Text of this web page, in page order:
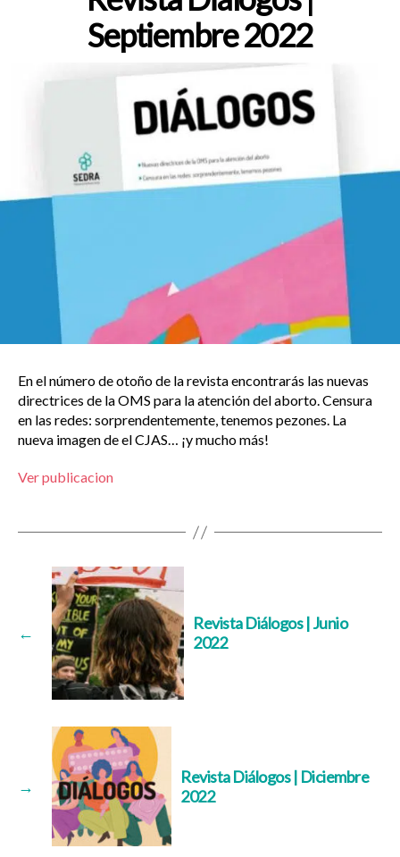
Septiembre 2022
En el número de otoño de la revista encontrarás las nuevas
directrices de la OMS para la atención del aborto. Censura
en las redes: sorprendentemente, tenemos pezones. La
nueva imagen de el CJAS… ¡y mucho más!
Ver publicacion
←
Revista Diálogos | Junio
2022
→
Revista Diálogos | Diciembre
2022